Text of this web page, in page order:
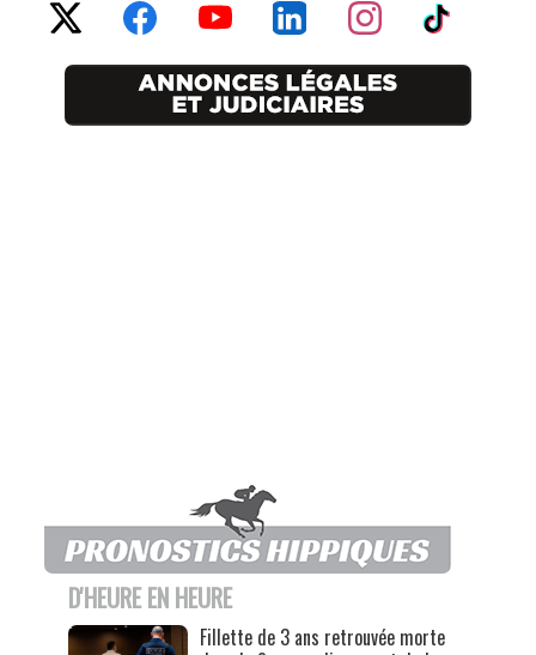
D'HEURE EN HEURE
Fillette de 3 ans retrouvée morte